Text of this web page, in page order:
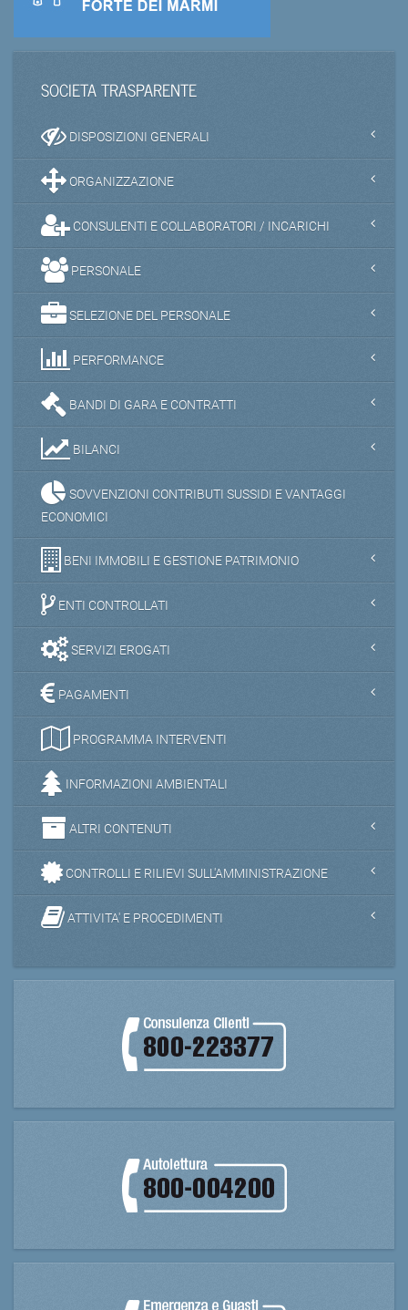
SOCIETA TRASPARENTE
DISPOSIZIONI GENERALI
ORGANIZZAZIONE
CONSULENTI E COLLABORATORI / INCARICHI
PERSONALE
SELEZIONE DEL PERSONALE
PERFORMANCE
BANDI DI GARA E CONTRATTI
BILANCI
SOVVENZIONI CONTRIBUTI SUSSIDI E VANTAGGI
ECONOMICI
BENI IMMOBILI E GESTIONE PATRIMONIO
ENTI CONTROLLATI
SERVIZI EROGATI
PAGAMENTI
PROGRAMMA INTERVENTI
INFORMAZIONI AMBIENTALI
ALTRI CONTENUTI
CONTROLLI E RILIEVI SULL'AMMINISTRAZIONE
ATTIVITA' E PROCEDIMENTI